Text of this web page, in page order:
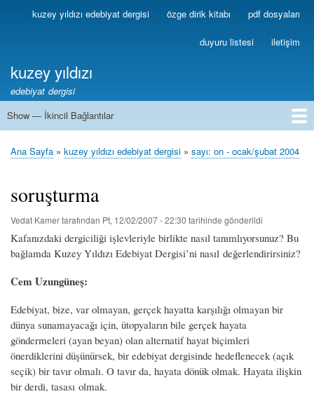
Ana
içeriğe
Birincilkuzey yıldızı edebiyat dergisi özge dirik kitabı pdf dosyaları
duyuru listesi iletişim
kuzey yıldızı
edebiyat dergisi
İkincil
Show — İkincil Bağlantılar
1
2
3
4
5
6
7
8
9
10
11
12
13
Sayfa
Ana Sayfa kuzey yıldızı edebiyat dergisi sayı: on - ocak/şubat 2004
soruşturma
Vedat Kamertarafından Pt, 12/02/2007 - 22:30 tarihinde gönderildi
Kafanızdaki dergiciliği işlevleriyle birlikte nasıl tanımlıyorsunuz? Bu
bağlamda Kuzey Yıldızı Edebiyat Dergisi’ni nasıl değerlendirirsiniz?
Cem Uzungüneş:
Edebiyat, bize, var olmayan, gerçek hayatta karşılığı olmayan bir
dünya sunamayacağı için, ütopyaların bile gerçek hayata
göndermeleri (ayan beyan) olan alternatif hayat biçimleri
önerdiklerini düşünürsek, bir edebiyat dergisinde hedeflenecek (açık
seçik) bir tavır olmalı. O tavır da, hayata dönük olmak. Hayata ilişkin
bir derdi, tasası olmak.